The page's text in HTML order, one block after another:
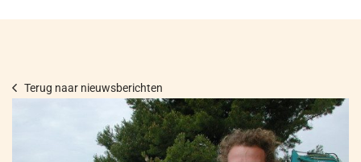
Terug naar nieuwsberichten